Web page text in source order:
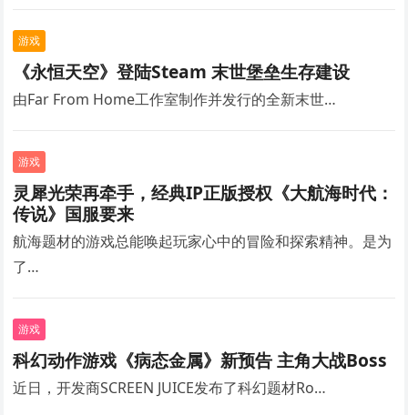
游戏
《永恒天空》登陆Steam 末世堡垒生存建设
由Far From Home工作室制作并发行的全新末世…
游戏
灵犀光荣再牵手，经典IP正版授权《大航海时代：
传说》国服要来
航海题材的游戏总能唤起玩家心中的冒险和探索精神。是为
了…
游戏
科幻动作游戏《病态金属》新预告 主角大战Boss
近日，开发商SCREEN JUICE发布了科幻题材Ro…